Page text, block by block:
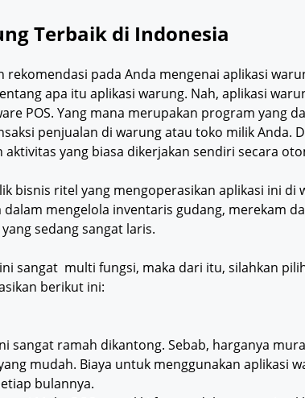
Terbaik di Indonesia
rekomendasi pada Anda mengenai aplikasi
apa itu aplikasi warung. Nah, aplikasi
POS. Yang mana merupakan program yang
penjualan di warung atau toko milik Anda.
aktivitas yang biasa dikerjakan sendiri secara
bisnis ritel yang mengoperasikan aplikasi ini di
mengelola inventaris gudang, merekam
sedang sangat laris.
sangat multi fungsi, maka dari itu, silahkan
berikut ini:
sangat ramah dikantong. Sebab, harganya
mudah. Biaya untuk menggunakan aplikasi
bulannya.